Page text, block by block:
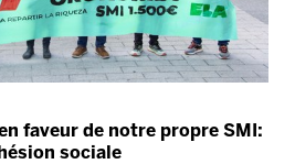
faveur de notre propre SMI:
sociale